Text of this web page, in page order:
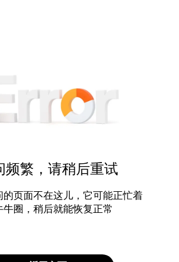
频繁，请稍后重试
的页面不在这儿，它可能正忙着
牛圈，稍后就能恢复正常